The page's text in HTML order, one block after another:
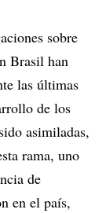
sobre
Brasil han
las últimas
de los
asimiladas,
rama, uno
de
en el país,